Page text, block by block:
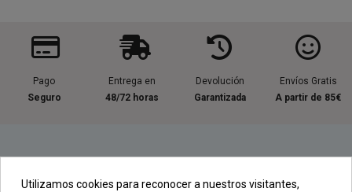
Pago
Seguro
Entrega en
48/72 horas
Devolución
Garantizada
Envíos Gratis
A partir de 85€
Utilizamos cookies para reconocer a nuestros visitantes,